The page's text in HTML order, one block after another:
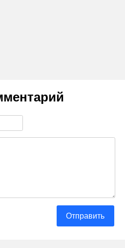
Отправить